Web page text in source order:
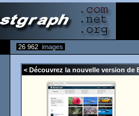
26 962 images
< Découvrez la nouvelle version de